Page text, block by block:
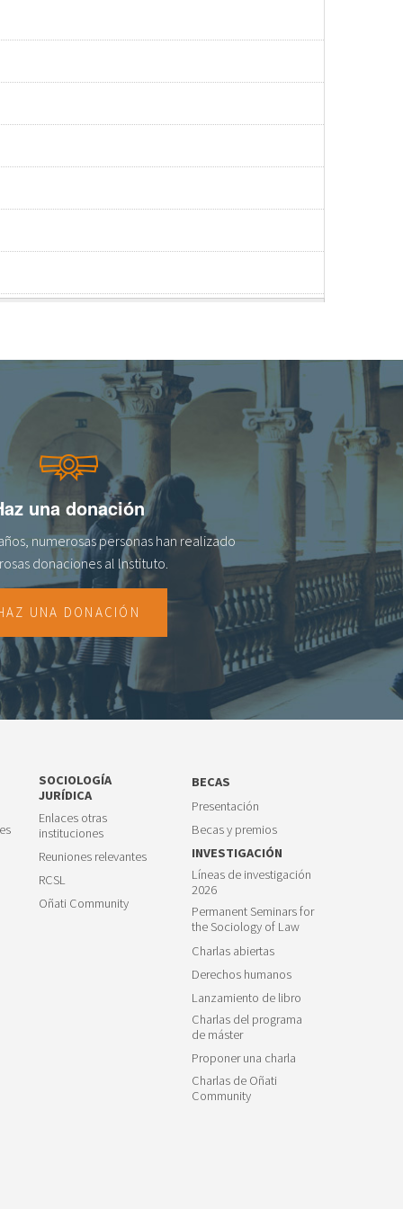
una donación
numerosas personas han realizado
donaciones al lnstituto.
UNA DONACIÓN
SOCIOLOGÍA
JURÍDICA
Enlaces otras
instituciones
Reuniones relevantes
RCSL
Oñati Community
BECAS
Presentación
Becas y premios
INVESTIGACIÓN
Líneas de investigación
2026
Permanent Seminars for
the Sociology of Law
Charlas abiertas
Derechos humanos
Lanzamiento de libro
Charlas del programa
de máster
Proponer una charla
Charlas de Oñati
Community